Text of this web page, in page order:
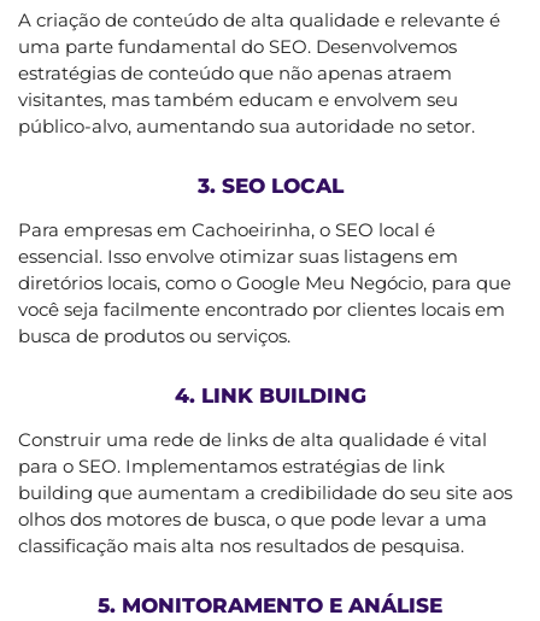
A criação de conteúdo de alta qualidade e relevante é
uma parte fundamental do SEO. Desenvolvemos
estratégias de conteúdo que não apenas atraem
visitantes, mas também educam e envolvem seu
público-alvo, aumentando sua autoridade no setor.
3. SEO LOCAL
Para empresas em Cachoeirinha, o SEO local é
essencial. Isso envolve otimizar suas listagens em
diretórios locais, como o Google Meu Negócio, para que
você seja facilmente encontrado por clientes locais em
busca de produtos ou serviços.
4. LINK BUILDING
Construir uma rede de links de alta qualidade é vital
para o SEO. Implementamos estratégias de link
building que aumentam a credibilidade do seu site aos
olhos dos motores de busca, o que pode levar a uma
classificação mais alta nos resultados de pesquisa.
5. MONITORAMENTO E ANÁLISE